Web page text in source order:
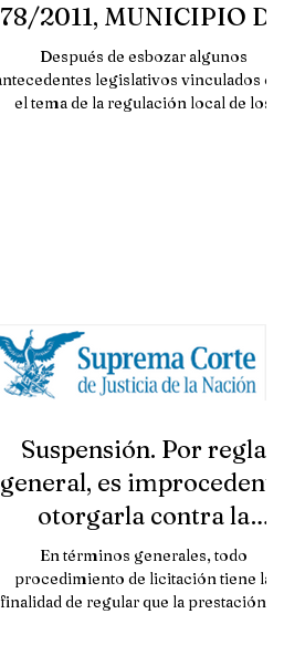
78/2011, MUNICIPIO DE
JACONA, ESTADO DE
MICHOACÁN.
Después de esbozar algunos
legislativos vinculados con
el tema de la regulación local de los
Suspensión. Por regla
general, es improcedente
otorgarla contra la
formalización y ejecución
de un c
En términos generales, todo
procedimiento de licitación tiene la
finalidad de regular que la prestación de